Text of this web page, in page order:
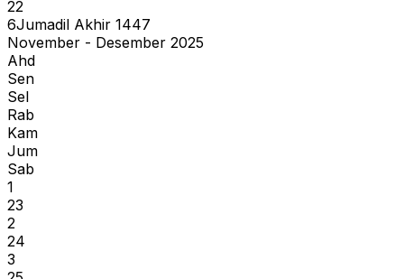
22
6Jumadil Akhir 1447
November - Desember 2025
Ahd
Sen
Sel
Rab
Kam
Jum
Sab
1
23
2
24
3